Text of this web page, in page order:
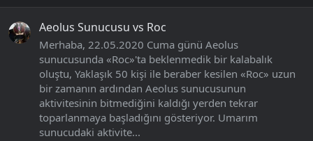
Aeolus Sunucusu vs Roc
Merhaba, 22.05.2020 Cuma günü Aeolus
sunucusunda «Roc»'ta beklenmedik bir kalabalık
oluştu, Yaklaşık 50 kişi ile beraber kesilen «Roc» uzun
bir zamanın ardından Aeolus sunucusunun
aktivitesinin bitmediğini kaldığı yerden tekrar
toparlanmaya başladığını gösteriyor. Umarım
sunucudaki aktivite...